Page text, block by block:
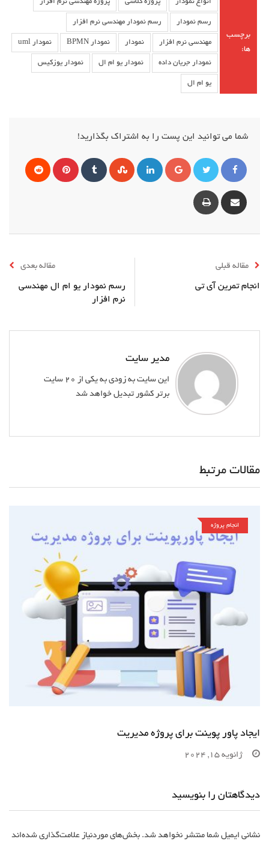
برچسب
ها:
رسم نمودار رسم نمودار مهندسی نرم افزار
مهندسی نرم افزار نمودار نمودار BPMN نمودار uml
نمودار جریان داده نمودار یو ام ال نمودار یوزکیس
یو ام ال
شما می توانید این پست را به اشتراک بگذارید!
مقاله قبلی
انجام تمرین آی تی
مقاله بعدی
رسم نمودار یو ام ال مهندسی
نرم افزار
مدیر سایت
این سایت به زودی به یکی از 20 سایت
برتر کشور تبدیل خواهد شد
مقالات مرتبط
انجام پروژه
ایجاد پاور پوینت برای پروژه مدیریت
ژانویه 15, 2024
دیدگاهتان را بنویسید
نشانی ایمیل شما منتشر نخواهد شد. بخش‌های موردنیاز علامت‌گذاری شده‌اند